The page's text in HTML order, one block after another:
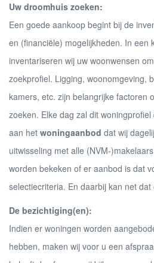
Uw droomhuis zoeken:
Een goede aankoop begint bij de
en (financiële) mogelijkheden. In een
inventariseren wij uw woonwensen
zoekprofiel. Ligging, woonomgeving,
kamers, etc. zijn belangrijke factoren
zoeken. Elke dag zal dit
aan het woningaanbod dat wij
uitwisseling met alle (NVM-
worden bekeken of er aanbod is dat
selectiecriteria. En daarbij kan net dat
De bezichtiging(en):
Indien er woningen worden
hebben, maken wij voor u een